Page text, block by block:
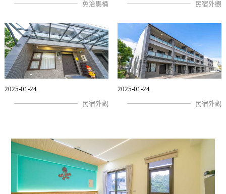
免治馬桶 民宿外觀
2025-01-24
民宿外觀
2025-01-24
民宿外觀